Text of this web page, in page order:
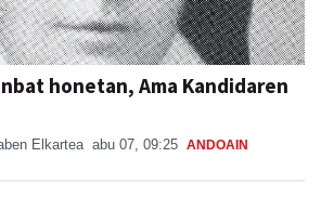
honetan, Ama Kandidaren
Elkartea abu 07, 09:25 ANDOAIN